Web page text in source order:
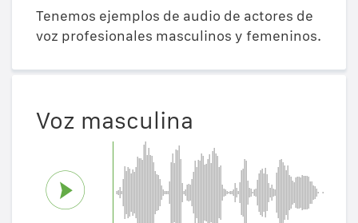
Tenemos ejemplos de audio de actores de
voz profesionales masculinos y femeninos.
Voz masculina